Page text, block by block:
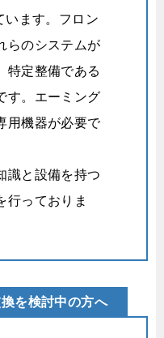
います。フロン
らのシステムが
特定整備である
。 エーミング
用機器が必要で
識と設備を持つ
行っておりま
を検討中の方へ